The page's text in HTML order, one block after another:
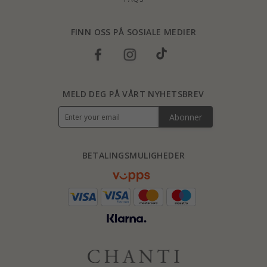
FINN OSS PÅ SOSIALE MEDIER
BETALINGSMULIGHEDER
MELD DEG PÅ VÅRT NYHETSBREV
Abonner